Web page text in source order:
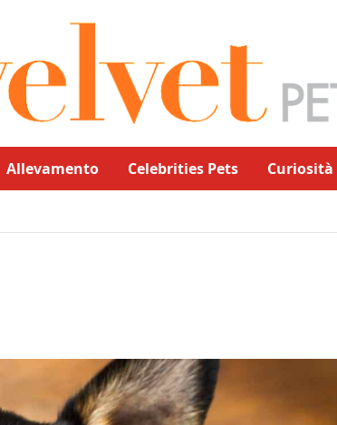
Allevamento Celebrities Pets Curiosità